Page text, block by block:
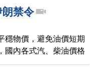
柴油則是每公升22.5
朗禁令
穩物價，避免油價短期
國內各式汽、柴油價格
執行到今年底止。現